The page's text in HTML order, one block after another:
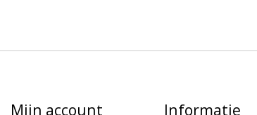
Mijn account Informatie